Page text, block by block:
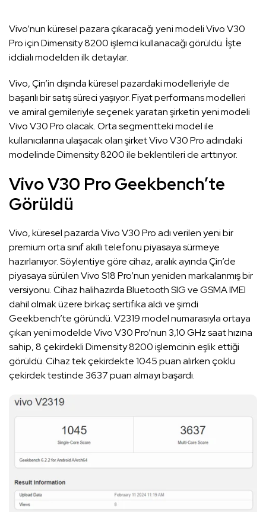
Vivo’nun küresel pazara çıkaracağı yeni modeli Vivo V30
Pro için Dimensity 8200 işlemci kullanacağı görüldü. İşte
iddialı modelden ilk detaylar.
Vivo, Çin’in dışında küresel pazardaki modelleriyle de
başarılı bir satış süreci yaşıyor. Fiyat performans modelleri
ve amiral gemileriyle seçenek yaratan şirketin yeni modeli
Vivo V30 Pro olacak. Orta segmentteki model ile
kullanıcılarına ulaşacak olan şirket Vivo V30 Pro adındaki
modelinde Dimensity 8200 ile beklentileri de arttırıyor.
Vivo V30 Pro Geekbench’te
Görüldü
Vivo, küresel pazarda Vivo V30 Pro adı verilen yeni bir
premium orta sınıf akıllı telefonu piyasaya sürmeye
hazırlanıyor. Söylentiye göre cihaz, aralık ayında Çin’de
piyasaya sürülen Vivo S18 Pro’nun yeniden markalanmış bir
versiyonu. Cihaz halihazırda Bluetooth SIG ve GSMA IMEI
dahil olmak üzere birkaç sertifika aldı ve şimdi
Geekbench’te göründü. V2319 model numarasıyla ortaya
çıkan yeni modelde Vivo V30 Pro’nun 3,10 GHz saat hızına
sahip, 8 çekirdekli Dimensity 8200 işlemcinin eşlik ettiği
görüldü. Cihaz tek çekirdekte 1045 puan alırken çoklu
çekirdek testinde 3637 puan almayı başardı.